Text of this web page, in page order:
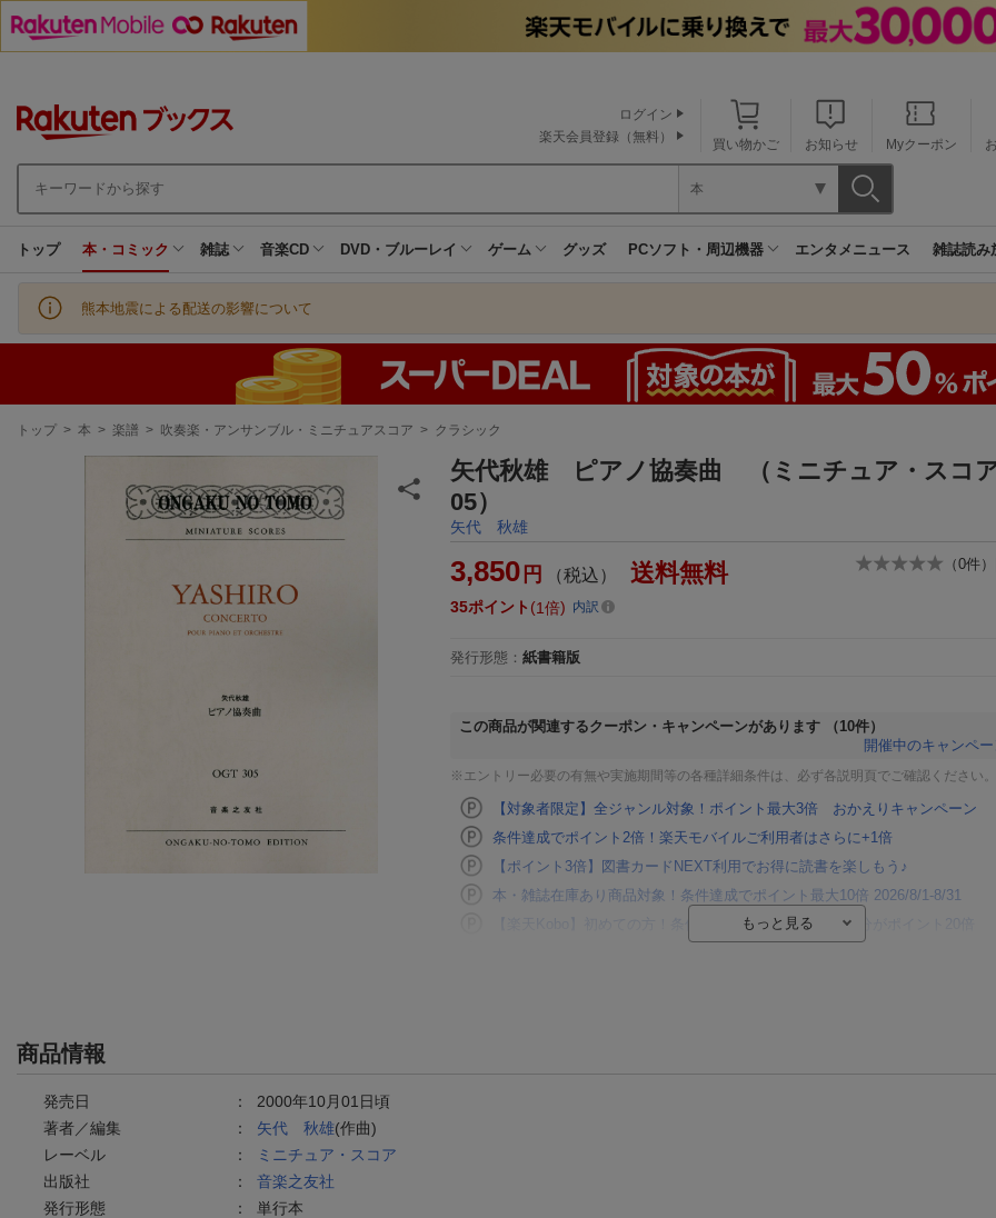
買い物かご お知らせ Myクーポン
ログイン
楽天会員登録（無料）
本
トップ 本・コミック 雑誌 音楽CD DVD・ブルーレイ ゲーム グッズ PCソフト・周辺機器 エンタメニュース 雑誌読み
熊本地震による配送の影響について
現
トップ > 本 > 楽譜 > 吹奏楽・アンサンブル・ミニチュアスコア > クラシック
矢代秋雄 ピアノ協奏曲 （ミニチュア・スコ
05）
矢代 秋雄
（0件）
3,850 円 （税込） 送料無料
35ポイント 1倍 内訳
発行形態 ： 紙書籍版
この商品が関連するクーポン・キャンペーンがあります
（10件）
開催中のキャンペ
※エントリー必要の有無や実施期間等の各種詳細条件は、必ず各説明頁でご確認ください。
【対象者限定】全ジャンル対象！ポイント最大3倍 おかえりキャンペーン
条件達成でポイント2倍！楽天モバイルご利用者はさらに+1倍
【ポイント3倍】図書カードNEXT利用でお得に読書を楽しもう♪
本・雑誌在庫あり商品対象！条件達成でポイント最大10倍 2026/8/1-8/31
【楽天Kobo】初めての方！条件達成で楽天ブックス購入分がポイント20倍
商品情報
発売日 ： 2000年10月01日頃
著者／編集
： 矢代 秋雄(作曲)
レーベル
：
ミニチュア・スコア
出版社
： 音楽之友社
発行形態
： 単行本